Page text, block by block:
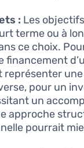
: Les
terme ou à
ce choix.
financement
pour un
un
approche
pourrait